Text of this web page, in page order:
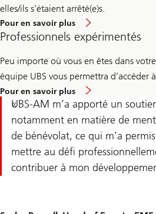
elles/ils s’étaient arrêté(e)s.
Pour en savoir plus
savoir
plus
le
retour
de
Professionnels expérimentés
Peu importe où vous en êtes dans
équipe UBS vous permettra d’accéder
Pour en savoir plus
savoir
plus
sur
les
carrières
expérimentées
UBS-AM m’a apporté un
notamment en matière de
de bénévolat, ce qui m’a
mettre au défi
contribuer à mon